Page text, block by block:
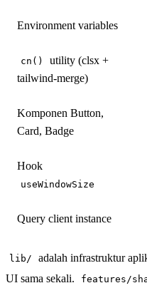
Environment variables
cn()
utility (clsx +
tailwind-merge)
Komponen Button,
Card, Badge
Hook
useWindowSize
Query client instance
lib/
adalah infrastruktur
UI sama sekali.
features/